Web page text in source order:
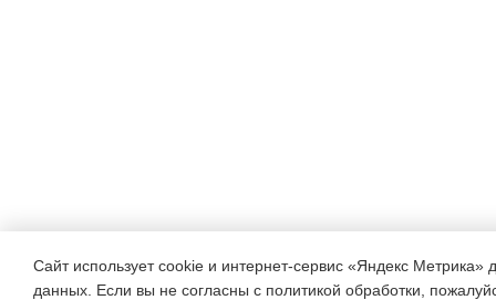
Сайт использует cookie и интернет-сервис «Яндекс Метрика»
данных. Если вы не согласны с политикой обработки,